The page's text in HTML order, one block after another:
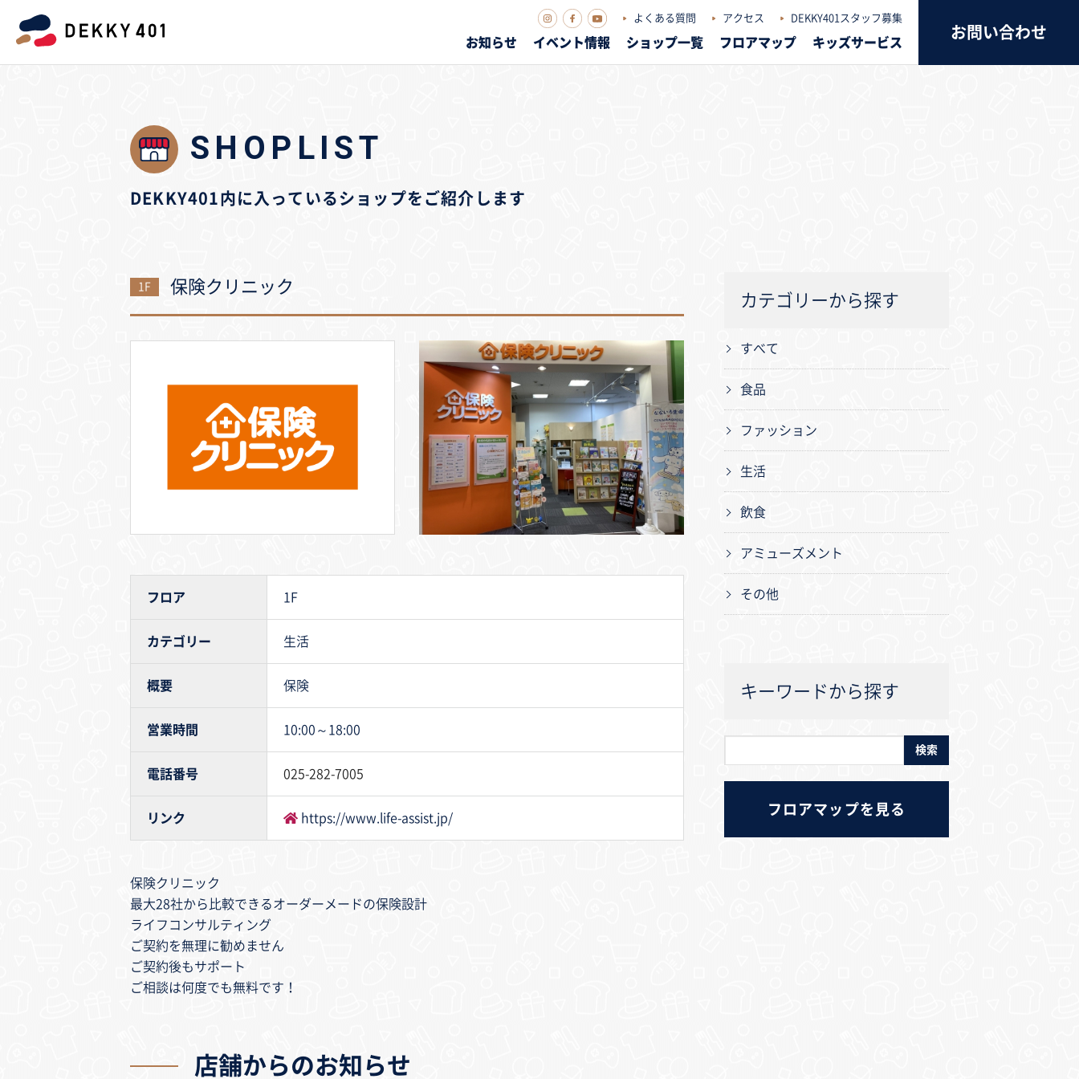
よくある質問 アクセス DEKKY401スタッフ募集
お知らせ イベント情報 ショップ一覧 フロアマップ キッズサービス
お問い合わせ
SHOPLIST
DEKKY401内に入っているショップをご紹介します
1F 保険クリニック
フロア 1F
カテゴリー 生活
概要 保険
営業時間 10:00～18:00
電話番号 025-282-7005
リンク https://www.life-assist.jp/
保険クリニック
最大28社から比較できるオーダーメードの保険設計
ライフコンサルティング
ご契約を無理に勧めません
ご契約後もサポート
ご相談は何度でも無料です！
店舗からのお知らせ
カテゴリーから探す
すべて
食品
ファッション
生活
飲食
アミューズメント
その他
キーワードから探す
フロアマップを見る